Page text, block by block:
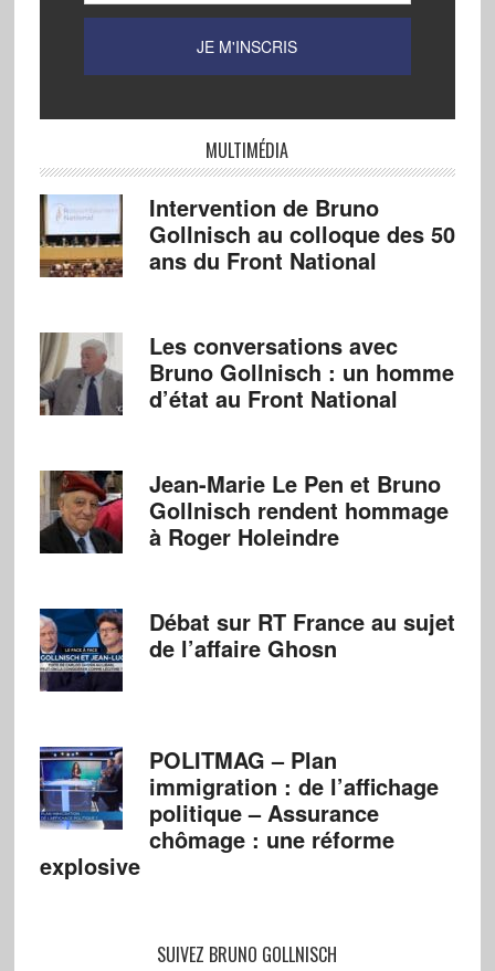
MULTIMÉDIA
Intervention de Bruno
Gollnisch au colloque des 50
ans du Front National
Les conversations avec
Bruno Gollnisch : un homme
d’état au Front National
Jean-Marie Le Pen et Bruno
Gollnisch rendent hommage
à Roger Holeindre
Débat sur RT France au sujet
de l’affaire Ghosn
POLITMAG – Plan
immigration : de l’affichage
politique – Assurance
chômage : une réforme
explosive
SUIVEZ BRUNO GOLLNISCH